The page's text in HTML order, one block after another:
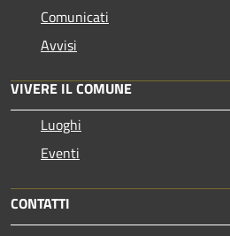
Comunicati
Avvisi
VIVERE IL COMUNE
Luoghi
Eventi
CONTATTI